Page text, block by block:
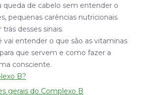
queda de cabelo sem entender o
pequenas carências nutricionais
desses sinais.
vai entender o que são as vitaminas
que servem e como fazer a
consciente.
B?
gerais do Complexo B